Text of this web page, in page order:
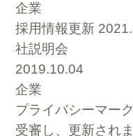
企業
採用情報更新
社説明会
2019.10.04
企業
プライバシーマー
受審し、更新され